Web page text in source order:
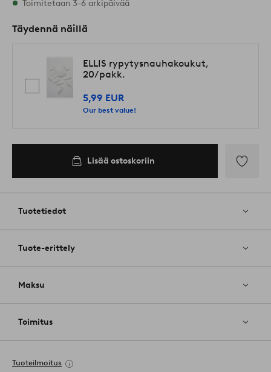
Varastossa on kaikkia kokoja
Toimitetaan 3-6 arkipäivää
Täydennä näillä
ELLIS rypytysnauhakoukut,
20/pakk.
5,99 EUR
Our best value!
Lisää ostoskoriin
Tuotetiedot
Tuote-erittely
Maksu
Toimitus
Tuoteilmoitus